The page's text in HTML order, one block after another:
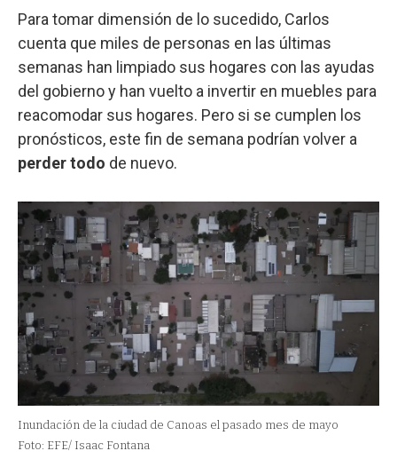
Para tomar dimensión de lo sucedido, Carlos
cuenta que miles de personas en las últimas
semanas han limpiado sus hogares con las ayudas
del gobierno y han vuelto a invertir en muebles para
reacomodar sus hogares. Pero si se cumplen los
pronósticos, este fin de semana podrían volver a
perder todo de nuevo.
Inundación de la ciudad de Canoas el pasado mes de mayo
Foto: EFE/ Isaac Fontana